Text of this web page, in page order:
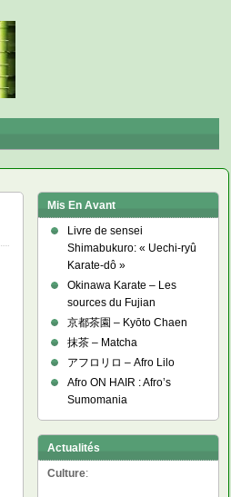
Mis En Avant
Livre de sensei
Shimabukuro: « Uechi-ryû
Karate-dô »
Okinawa Karate – Les
sources du Fujian
京都茶園 – Kyōto Chaen
抹茶 – Matcha
アフロリロ – Afro Lilo
Afro ON HAIR : Afro’s
Sumomania
Actualités
Culture: